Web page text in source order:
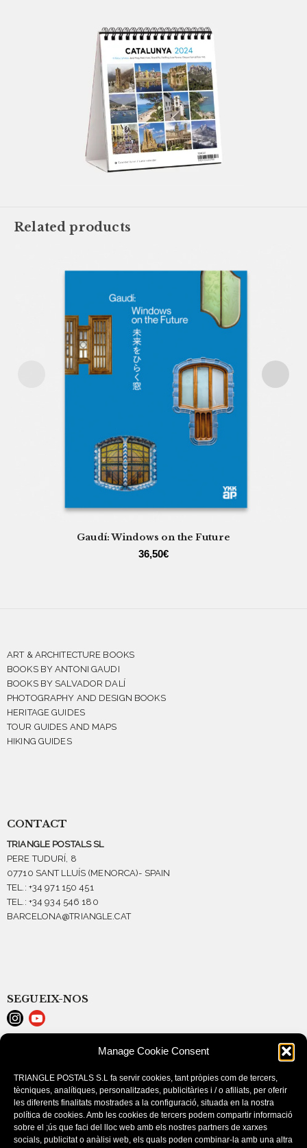
Manage Cookie Consent
TRIANGLE POSTALS S.L fa servir cookies, tant pròpies com de tercers,
tècniques, analítiques, personalitzades, publicitàries i / o afiliats, per oferir
les diferents finalitats mostrades a la configuració, situada en la nostra
política de cookies. Amb les cookies de tercers podem compartir informació
sobre el ;ús que faci del lloc web amb els nostres partners de xarxes
socials, publicitat o anàlisi web, els quals poden combinar-la amb una altra
Related products
Gaudí: Windows on the Future
36,50€
ART & ARCHITECTURE BOOKS
BOOKS BY ANTONI GAUDI
BOOKS BY SALVADOR DALÍ
PHOTOGRAPHY AND DESIGN BOOKS
HERITAGE GUIDES
TOUR GUIDES AND MAPS
HIKING GUIDES
CONTACT
TRIANGLE POSTALS SL
PERE TUDURÍ, 8
07710 SANT LLUÍS (MENORCA)- SPAIN
TEL.: +34 971 150 451
TEL.: +34 934 546 180
BARCELONA@TRIANGLE.CAT
SEGUEIX-NOS
COOKIE POLICY (EU)
PURCHASE CONDITIONS